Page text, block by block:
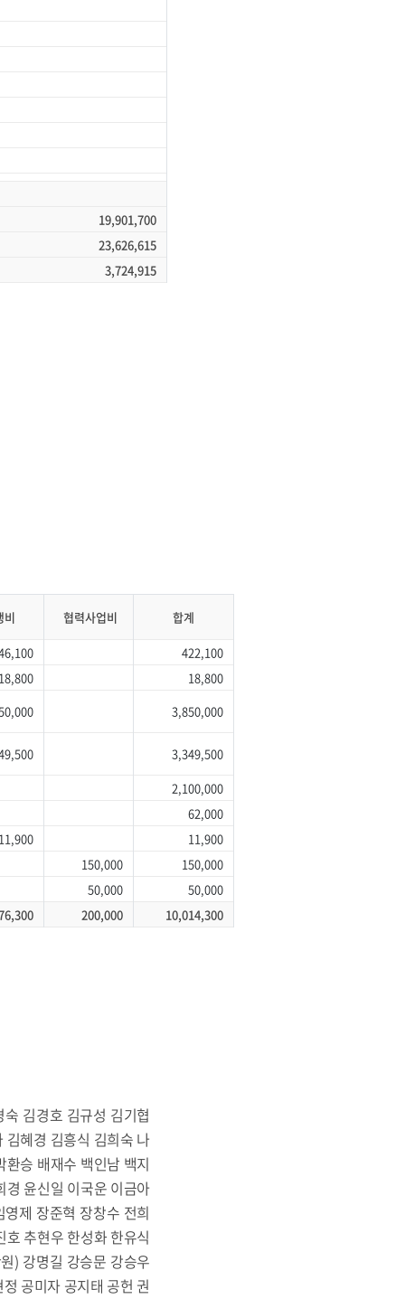
비 협력사업비 합계
422,100
18,800
3,850,000
3,349,500
2,100,000
62,000
11,900
150,000
150,000
50,000
50,000
200,000 10,014,300
김경호 김규성 김기협
혜경 김흥식 김희숙 나
승 배재수 백인남 백지
경 윤신일 이국운 이금아
제 장준혁 장창수 전희
추현우 한성화 한유식
) 강명길 강승문 강승우
공미자 공지태 공헌 권